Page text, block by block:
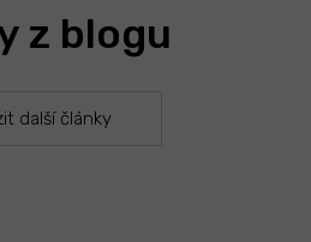
z blogu
další články